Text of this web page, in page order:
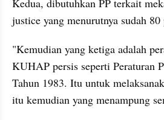
Kedua, dibutuhkan PP terkait
justice yang menurutnya sudah 80
"Kemudian yang ketiga adalah
KUHAP persis seperti Peraturan
Tahun 1983. Itu untuk
itu kemudian yang menampung